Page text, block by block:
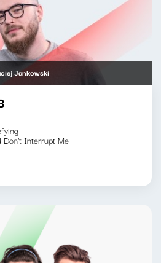
Jankowski
Don't Interrupt Me